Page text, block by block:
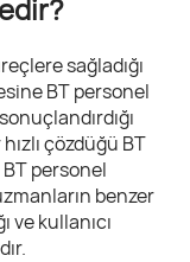
sağladığı
BT personel
çözdüğü BT
personel
benzer
ve kullanıcı